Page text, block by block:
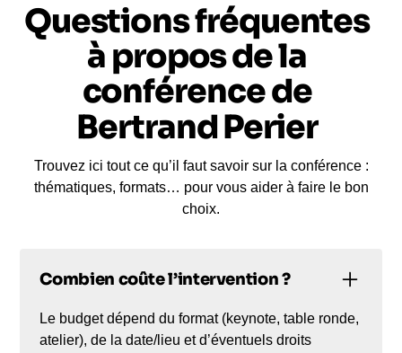
Questions fréquentes
à propos de la
conférence de
Bertrand Perier
Trouvez ici tout ce qu’il faut savoir sur la conférence :
thématiques, formats… pour vous aider à faire le bon
choix.
Combien coûte l’intervention ?
Le budget dépend du format (keynote, table ronde,
atelier), de la date/lieu et d’éventuels droits